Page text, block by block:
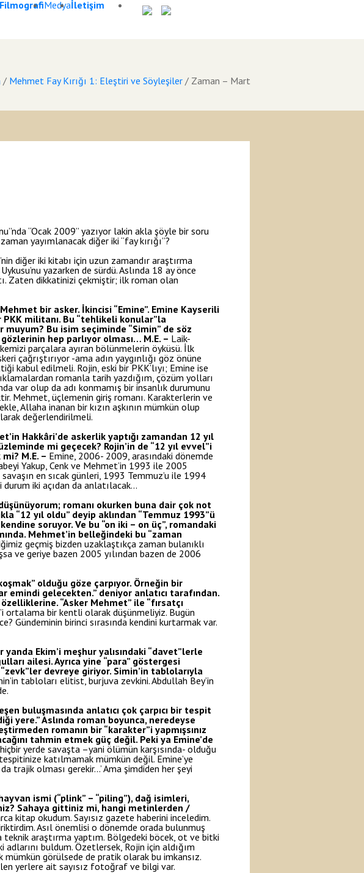
FilmografiMedyaİletişim
/ Mehmet Fay Kırığı 1: Eleştiri ve Söyleşiler / Zaman – Mart
“Ocak 2009” yazıyor lakin akla şöyle bir soru
yayımlanacak diğer iki “fay kırığı”?
diğer iki kitabı için uzun zamandır araştırma
yazarken de sürdü. Aslında 18 ay önce
Zaten dikkatinizi çekmiştir; ilk roman olan
bir asker. İkincisi “Emine”. Emine Kayserili
PKK militanı. Bu “tehlikeli konular”la
muyum? Bu isim seçiminde “Simin” de söz
hep parlıyor olması… M.E. – Laik-
parçalara ayıran bölünmelerin öyküsü. İlk
çağrıştırıyor -ama adın yaygınlığı göz önüne
kabul edilmeli. Rojin, eski bir PKK’lıyı; Emine ise
romanla tarih yazdığım, çözüm yolları
var olup da adı konmamış bir insanlık durumunu
Mehmet, üçlemenin giriş romanı. Karakterlerin ve
Allaha inanan bir kızın aşkının mümkün olup
değerlendirilmeli.
Hakkâri’de askerlik yaptığı zamandan 12 yıl
mi geçecek? Rojin’in de “12 yıl evvel”i
mi? M.E. – Emine, 2006- 2009, arasındaki dönemde
Yakup, Cenk ve Mehmet’in 1993 ile 2005
en sıcak günleri, 1993 Temmuz’u ile 1994
durum iki açıdan da anlatılacak…
romanı okurken buna dair çok not
“12 yıl oldu” deyip aklından “Temmuz 1993”ü
soruyor. Ve bu “on iki – on üç”, romandaki
Mehmet’in belleğindeki bu “zaman
geçmiş bizden uzaklaştıkça zaman bulanıklı
ve geriye bazen 2005 yılından bazen de 2006
olduğu göze çarpıyor. Örneğin bir
emindi gelecekten.” deniyor anlatıcı tarafından.
“Asker Mehmet” ile “fırsatçı
ortalama bir kentli olarak düşünmeliyiz. Bugün
Gündeminin birinci sırasında kendini kurtarmak var.
Ekim’i meşhur yalısındaki “davet”lerle
ailesi. Ayrıca yine “para” göstergesi
devreye giriyor. Simin’in tablolarıyla
tabloları elitist, burjuva zevkini. Abdullah Bey’in
buluşmasında anlatıcı çok çarpıcı bir tespit
yere.” Aslında roman boyunca, neredeyse
romanın bir “karakter”i yapmışsınız
tahmin etmek güç değil. Peki ya Emine’de
yerde savaşta –yani ölümün karşısında- olduğu
katılmamak mümkün değil. Emine’ye
trajik olması gerekir…’ Ama şimdiden her şeyi
ismi (“plink” – “piling”), dağ isimleri,
Sahaya gittiniz mi, hangi metinlerden /
kitap okudum. Sayısız gazete haberini inceledim.
Asıl önemlisi o dönemde orada bulunmuş
araştırma yaptım. Bölgedeki böcek, ot ve bitki
buldum. Özetlersek, Rojin için aldığım
görülsede de pratik olarak bu imkansız.
yerlere ait sayısız fotoğraf ve bilgi var.